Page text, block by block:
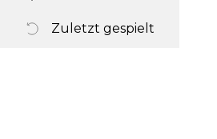
Zuletzt gespielt